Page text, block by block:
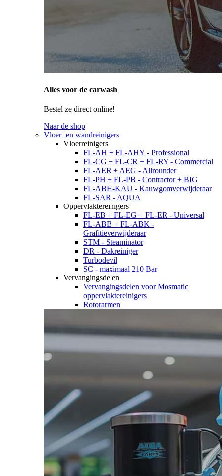
Alles voor de carwash
Bestel ze direct online!
Naar de shop
Vloer- en wandreinigers
Vloerreinigers
FL-AH + FL-AHY - Professional
FL-CG + FL-CR + FL-RY - Commercial
FL-AER + AEG - Allrounder
FL-PH + FL-PB - Contractor + BIG
FL-ABH-KAU - Kauwgomverwijderaar
FL-SAR - AQUA
Oppervlaktereinigers
FL-EB + FL-EG + FL-ER - Universal
FL-ABB + FL-ABK -
Grafitieverwijderaar
STM - Steaminator
DR - Dakreiniger
Turbodevil
SC - maximaal 210 Bar
Vervangingsdelen
Vervangingsdelen voor Mosmatic
oppervlaktereinigers
Rotorarmen